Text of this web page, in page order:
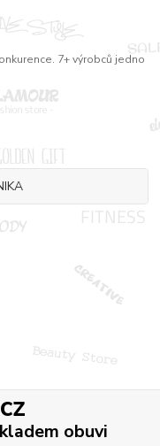
7+ výrobců jedno
obuvi